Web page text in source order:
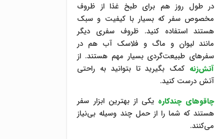
در طول روز هم برای طبخ غذا از ظروف
مخصوص سفر که بسیار با کیفیت و سبک
هستند استفاده کنید. ظروف سفری دیگر
مانند لیوان و ماگ و فلاسک آب هم در
سفرهای طبیعت‌گردی بسیار مهم هستند. از
آتش‌زنه کمک بگیرید تا بتوانید به راحتی
آتش درست کنید.
چاقوهای چندکاره یکی از بهترین ابزار سفر
هستند که شما را از حمل چند وسیله بی‌نیاز
می‌کنند.